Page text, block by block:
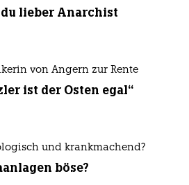
lieber Anarchist
von Angern zur Rente
ist der Osten egal“
und krankmachend?
böse?